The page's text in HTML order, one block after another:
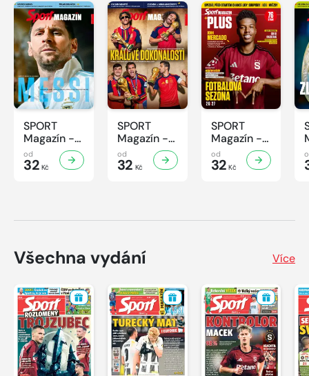
SPORT
Magazín -
32/2026
od
32 Kč
SPORT
Magazín -
31/2026
od
32 Kč
SPORT
Magazín -
30/2026
od
32 Kč
Všechna vydání Více